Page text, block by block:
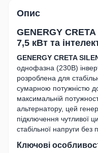
Опис
GENERGY
7,5 кВт та
GENERGY CRETA
однофазна (230В)
розроблена для
сумарною потужністю
максимальній
альтернатору, цей
підключення чутливої
стабільної напруги без
Ключові